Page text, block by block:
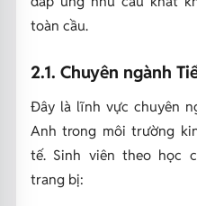
toàn cầu.
2.1. Chuyên ngành
Đây là lĩnh vực chuyên
Anh trong môi trường
tế. Sinh viên theo học
trang bị: